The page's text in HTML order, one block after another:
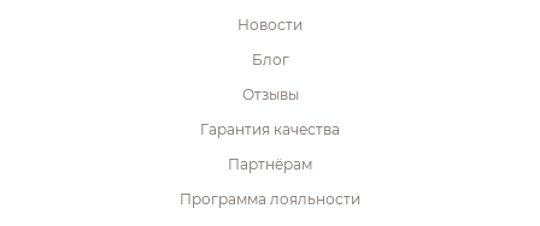
Новости
Блог
Отзывы
Гарантия качества
Партнёрам
Программа лояльности